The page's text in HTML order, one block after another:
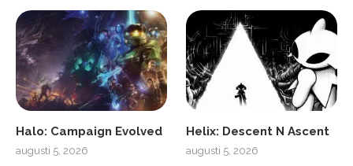
Halo: Campaign Evolved
augusti 5, 2026
Helix: Descent N Ascent
augusti 5, 2026